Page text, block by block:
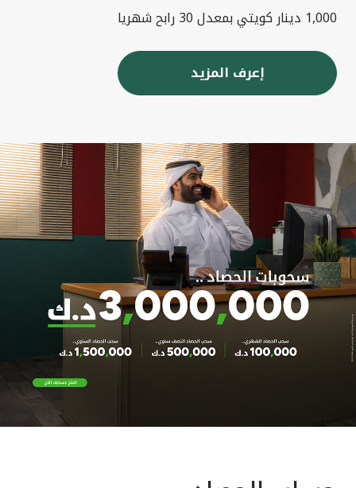
1,000 دينار كويتي بمعدل 30 رابح شهريا
إعرف المزيد